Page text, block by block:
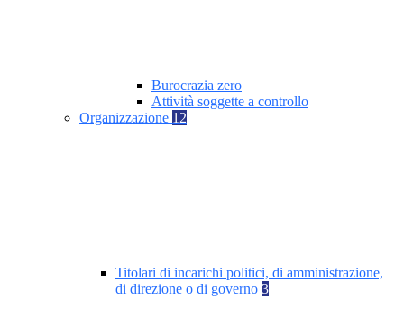
Burocrazia zero
Attività soggette a controllo
Organizzazione 12
Titolari di incarichi politici, di amministrazione,
di direzione o di governo 3